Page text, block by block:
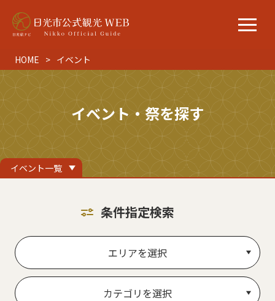
HOME イベント
イベント・祭を探す
イベント一覧
条件指定検索
エリアを選択
カテゴリを選択